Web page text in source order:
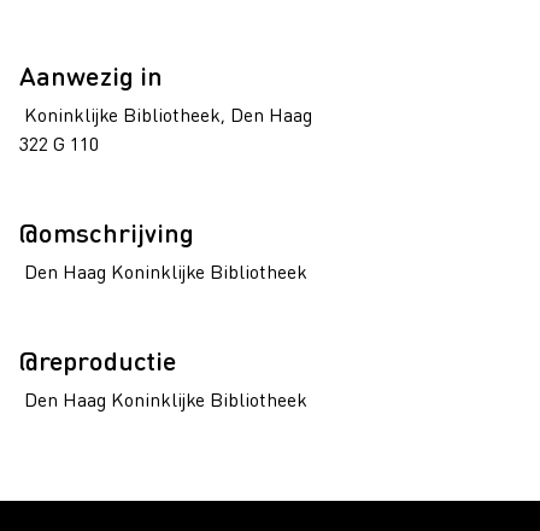
Aanwezig in
Koninklijke Bibliotheek, Den Haag
322 G 110
@omschrijving
Den Haag Koninklijke Bibliotheek
@reproductie
Den Haag Koninklijke Bibliotheek